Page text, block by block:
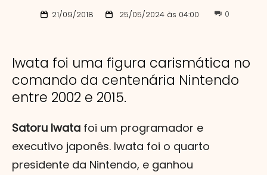
21/09/2018 25/05/2024 às 04:00 0
Iwata foi uma figura carismática no
comando da centenária Nintendo
entre 2002 e 2015.
Satoru Iwata foi um programador e
executivo japonês. Iwata foi o quarto
presidente da Nintendo, e ganhou